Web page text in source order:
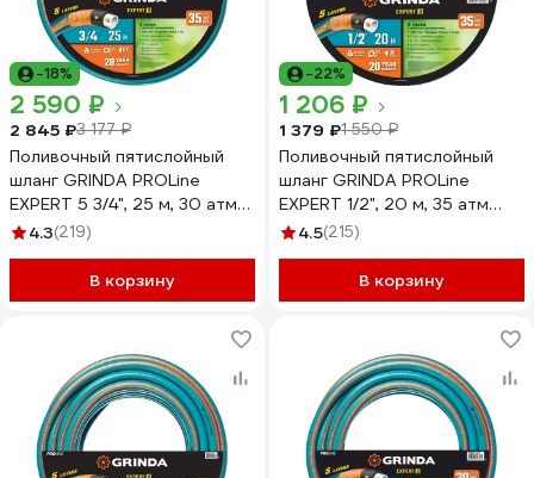
-18%
2 590 ₽
2 845 ₽3 177 ₽
Поливочный пятислойный
шланг GRINDA PROLine
EXPERT 5 3/4", 25 м, 30 атм
429007-3/4-25
4.3(219)
В корзину
-22%
1 206 ₽
1 379 ₽1 550 ₽
Поливочный пятислойный
шланг GRINDA PROLine
EXPERT 1/2", 20 м, 35 атм
429007-1/2-20
4.5(215)
В корзину